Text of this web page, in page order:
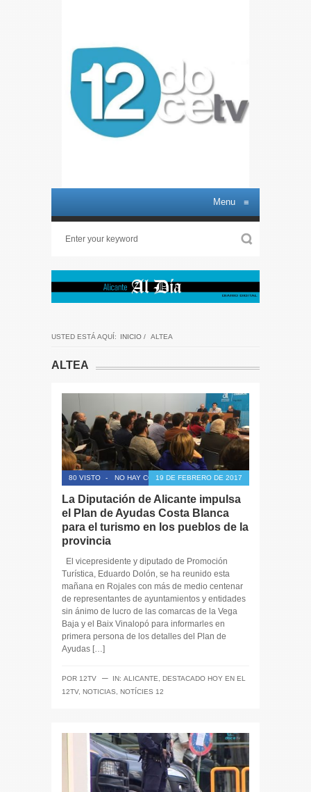
Menu ≡
USTED ESTÁ AQUÍ: INICIO / ALTEA
ALTEA
80 VISTO - NO HAY COMENTARIOS19 DE FEBRERO DE 2017
La Diputación de Alicante impulsa
el Plan de Ayudas Costa Blanca
para el turismo en los pueblos de la
provincia
El vicepresidente y diputado de Promoción
Turística, Eduardo Dolón, se ha reunido esta
mañana en Rojales con más de medio centenar
de representantes de ayuntamientos y entidades
sin ánimo de lucro de las comarcas de la Vega
Baja y el Baix Vinalopó para informarles en
primera persona de los detalles del Plan de
Ayudas […]
POR 12TV ─ IN: ALICANTE, DESTACADO HOY EN EL
12TV, NOTICIAS, NOTÍCIES 12